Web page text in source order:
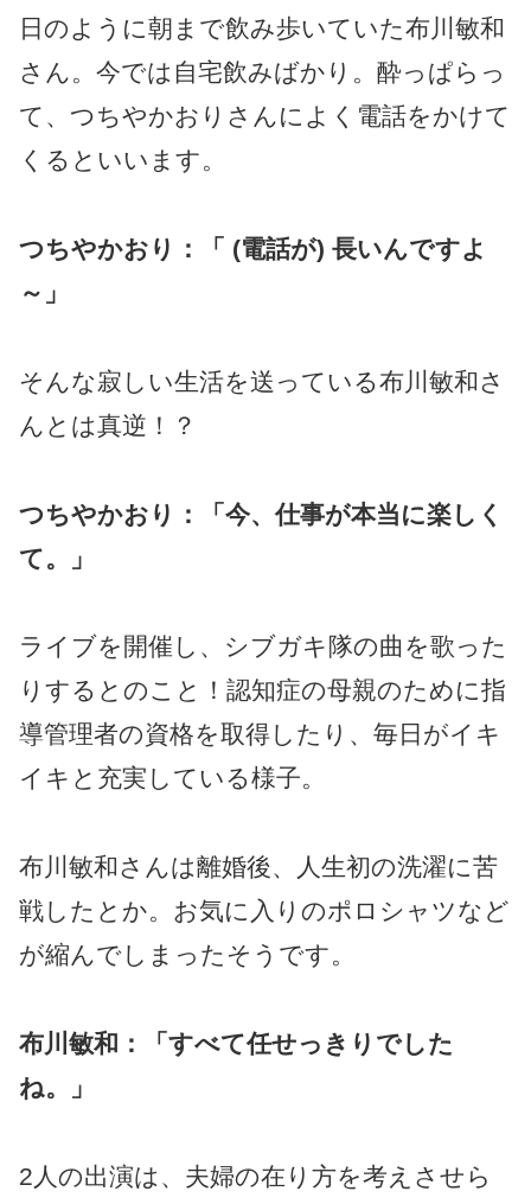
日のように朝まで飲み歩いていた布川敏和
さん。今では自宅飲みばかり。酔っぱらっ
て、つちやかおりさんによく電話をかけて
くるといいます。
つちやかおり：「 (電話が) 長いんですよ
～」
そんな寂しい生活を送っている布川敏和さ
んとは真逆！？
つちやかおり：「今、仕事が本当に楽しく
て。」
ライブを開催し、シブガキ隊の曲を歌った
りするとのこと！認知症の母親のために指
導管理者の資格を取得したり、毎日がイキ
イキと充実している様子。
布川敏和さんは離婚後、人生初の洗濯に苦
戦したとか。お気に入りのポロシャツなど
が縮んでしまったそうです。
布川敏和：「すべて任せっきりでした
ね。」
2人の出演は、夫婦の在り方を考えさせら